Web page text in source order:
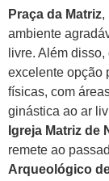
Praça da Matriz,
ambiente
livre. Além disso,
excelente opção
físicas, com
ginástica ao ar
Igreja Matriz de
remete ao
Arqueológico